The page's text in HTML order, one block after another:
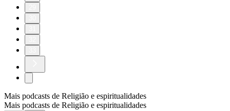
Mais podcasts de Religião e espiritualidades
Mais podcasts de Religião e espiritualidades